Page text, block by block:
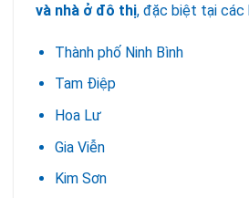
và nhà ở đô thị, đặc biệt tại các
Thành phố Ninh Bình
Tam Điệp
Hoa Lư
Gia Viễn
Kim Sơn